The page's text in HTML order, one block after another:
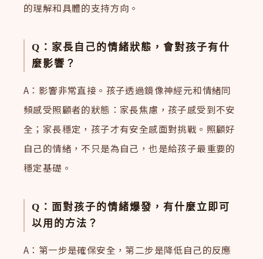
的理解和具體的支持方向。
Q：家長自己的情緒狀態，會對孩子有什
麼影響？
A：影響非常直接。孩子透過鏡像神經元和情緒同
頻感受照顧者的狀態：家長焦慮，孩子感受到不安
全；家長穩定，孩子才有安全感面對挑戰。照顧好
自己的情緒，不只是為自己，也是給孩子最重要的
穩定基礎。
Q：面對孩子的情緒爆發，有什麼立即可
以用的方法？
A：第一步是確保安全，第二步是降低自己的反應